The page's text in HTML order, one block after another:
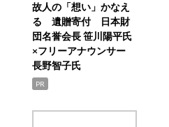
故人の「想い」かなえ
る 遺贈寄付 日本財
団名誉会長 笹川陽平氏
×フリーアナウンサー
長野智子氏
PR